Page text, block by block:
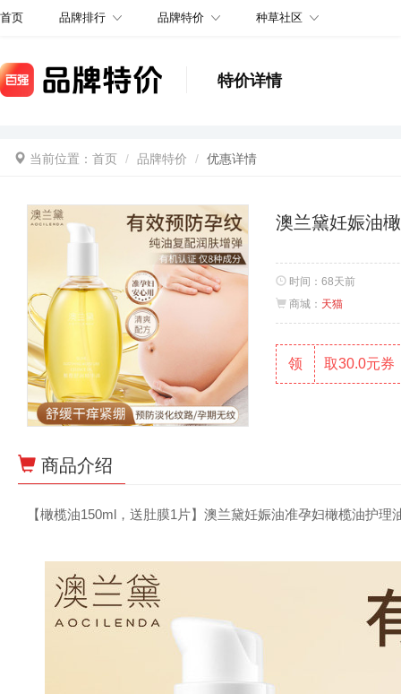
首页 品牌排行 品牌特价 种草社区
特价详情
当前位置： 首页 品牌特价 优惠详情
澳兰黛妊娠油
时间： 68天前
商城： 天猫
领 取30.0元券
商品介绍
【橄榄油150ml，送肚膜1片】澳兰黛妊娠油准孕妇橄榄油护